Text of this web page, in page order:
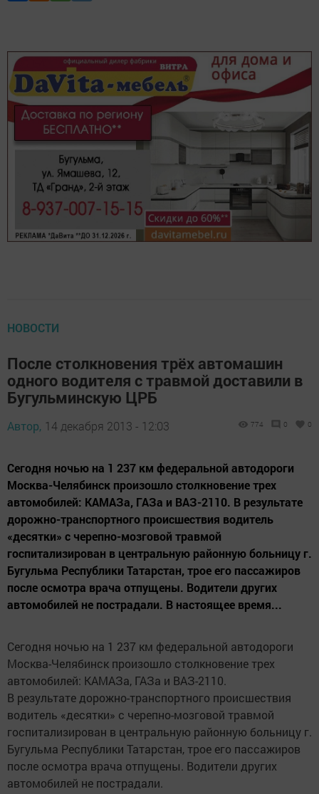
НОВОСТИ
После столкновения трёх автомашин
одного водителя с травмой доставили в
Бугульминскую ЦРБ
Автор, 14 декабря 2013 - 12:03 774 0 0
Сегодня ночью на 1 237 км федеральной автодороги
Москва-Челябинск произошло столкновение трех
автомобилей: КАМАЗа, ГАЗа и ВАЗ-2110. В результате
дорожно-транспортного происшествия водитель
«десятки» с черепно-мозговой травмой
госпитализирован в центральную районную больницу г.
Бугульма Республики Татарстан, трое его пассажиров
после осмотра врача отпущены. Водители других
автомобилей не пострадали. В настоящее время...
Сегодня ночью на 1 237 км федеральной автодороги
Москва-Челябинск произошло столкновение трех
автомобилей: КАМАЗа, ГАЗа и ВАЗ-2110.
В результате дорожно-транспортного происшествия
водитель «десятки» с черепно-мозговой травмой
госпитализирован в центральную районную больницу г.
Бугульма Республики Татарстан, трое его пассажиров
после осмотра врача отпущены. Водители других
автомобилей не пострадали.